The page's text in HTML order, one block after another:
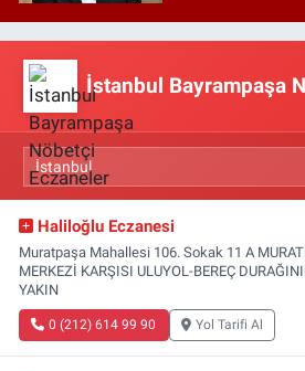
İstanbul Bayrampaşa
Haliloğlu Eczanesi
Muratpaşa Mahallesi 106. Sokak 11 A
MERKEZİ KARŞISI ULUYOL-BEREÇ
YAKIN
0 (212) 614 99 90 Yol Tarifi Al